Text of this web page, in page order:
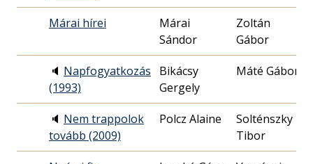
Márai hírei
Márai
Sándor
Zoltán
Gábor
🔈 Napfogyatkozás
(1993)
Bikácsy
Gergely
Máté Gábor
🔈 Nem trappolok
tovább (2009)
Polcz Alaine
Solténszky
Tibor